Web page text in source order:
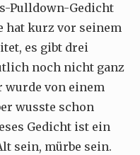
Pulldown-Gedicht
hat kurz vor seinem
es gibt drei
noch nicht ganz
wurde von einem
wusste schon
Gedicht ist ein
sein, mürbe sein.